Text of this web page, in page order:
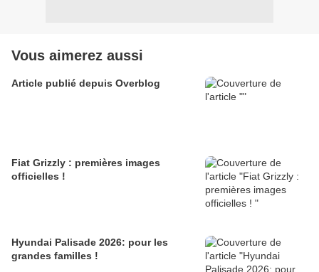
Vous aimerez aussi
Article publié depuis Overblog
Fiat Grizzly : premières images
officielles !
Hyundai Palisade 2026: pour les
grandes familles !